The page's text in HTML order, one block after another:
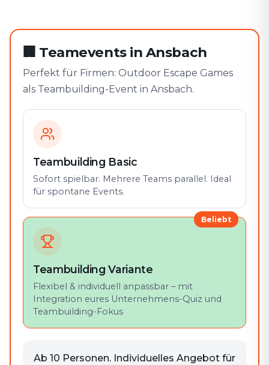
🏢 Teamevents in Ansbach
Perfekt für Firmen: Outdoor Escape Games
als Teambuilding-Event in Ansbach.
Teambuilding Basic
Sofort spielbar. Mehrere Teams parallel. Ideal
für spontane Events.
Beliebt
Teambuilding Variante
Flexibel & individuell anpassbar – mit
Integration eures Unternehmens-Quiz und
Teambuilding-Fokus
Ab 10 Personen. Individuelles Angebot für